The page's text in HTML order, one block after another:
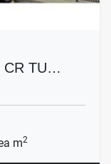
CR TU…
m2